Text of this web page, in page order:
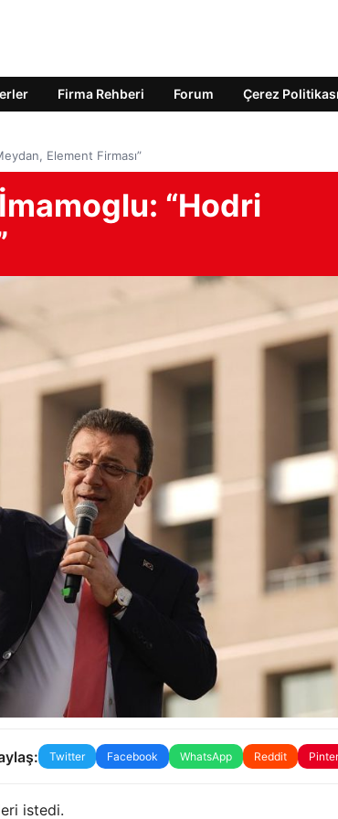
Firma Rehberi Forum Çerez Politikası
Element Firması”
“Hodri
Twitter Facebook WhatsApp Reddit
istedi.